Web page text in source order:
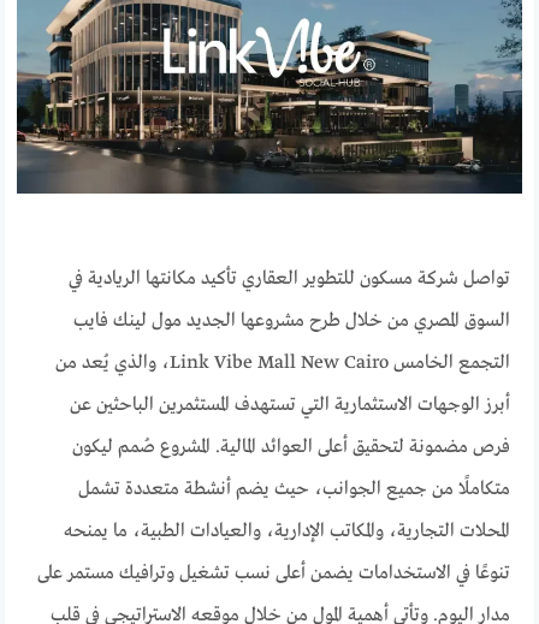
تواصل شركة مسكون للتطوير العقاري تأكيد مكانتها الريادية في
السوق المصري من خلال طرح مشروعها الجديد مول لينك فايب
التجمع الخامس Link Vibe Mall New Cairo، والذي يُعد من
أبرز الوجهات الاستثمارية التي تستهدف المستثمرين الباحثين عن
فرص مضمونة لتحقيق أعلى العوائد المالية. المشروع صُمم ليكون
متكاملًا من جميع الجوانب، حيث يضم أنشطة متعددة تشمل
المحلات التجارية، والمكاتب الإدارية، والعيادات الطبية، ما يمنحه
تنوعًا في الاستخدامات يضمن أعلى نسب تشغيل وترافيك مستمر على
مدار اليوم. وتأتي أهمية المول من خلال موقعه الاستراتيجي في قلب